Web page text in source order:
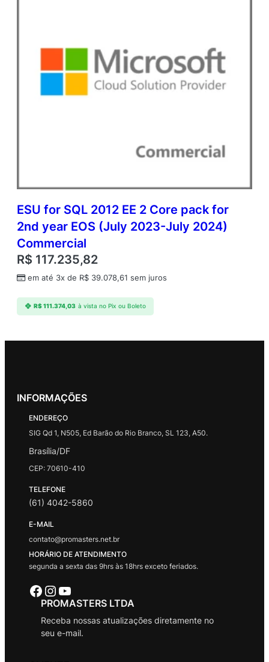
ESU for SQL 2012 EE 2 Core pack for
2nd year EOS (July 2023-July 2024)
Commercial
R$ 117.235,82
em até 3x de R$ 39.078,61 sem juros
R$111.374,03 à vista no Pix ou Boleto
INFORMAÇÕES
ENDEREÇO
SIG Qd 1, N505, Ed Barão do Rio Branco, SL 123, A50.
Brasília/DF
CEP: 70610-410
TELEFONE
(61) 4042-5860
E-MAIL
contato@promasters.net.br
HORÁRIO DE ATENDIMENTO
segunda a sexta das 9hrs às 18hrs exceto feriados.
Facebook Instagram Youtube
PROMASTERS LTDA
Receba nossas atualizações diretamente no
seu e-mail.